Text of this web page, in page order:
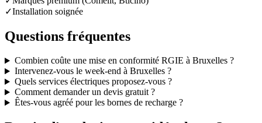
✓Installation soignée
Questions fréquentes
Combien coûte une mise en conformité RGIE à Bruxelles ?
Intervenez-vous le week-end à Bruxelles ?
Quels services électriques proposez-vous ?
Comment demander un devis gratuit ?
Êtes-vous agréé pour les bornes de recharge ?